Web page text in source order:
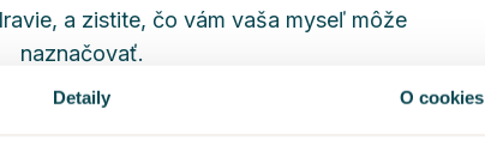
Detaily O cookies
a zistite, čo vám vaša myseľ môže
naznačovať.